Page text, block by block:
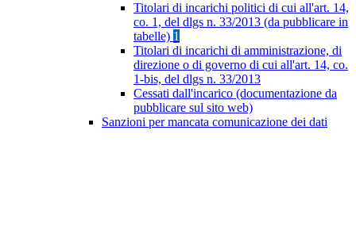
Titolari di incarichi politici di cui all'art. 14,
co. 1, del dlgs n. 33/2013 (da pubblicare in
tabelle) 1
Titolari di incarichi di amministrazione, di
direzione o di governo di cui all'art. 14, co.
1-bis, del dlgs n. 33/2013
Cessati dall'incarico (documentazione da
pubblicare sul sito web)
Sanzioni per mancata comunicazione dei dati